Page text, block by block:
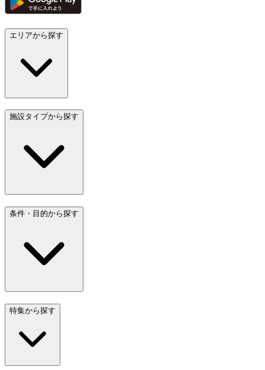
エリアから探す
施設タイプから探す
条件・目的から探す
特集から探す